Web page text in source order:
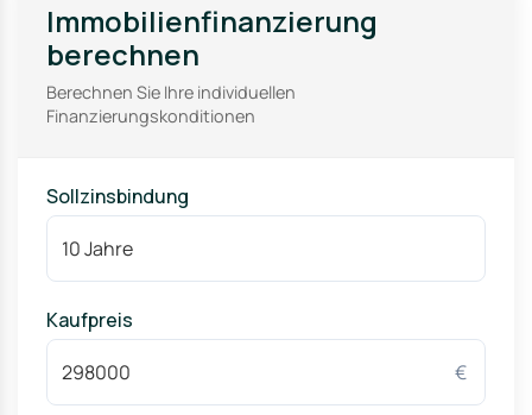
Immobilienfinanzierung
berechnen
Berechnen Sie Ihre individuellen
Finanzierungskonditionen
Sollzinsbindung
Kaufpreis
€